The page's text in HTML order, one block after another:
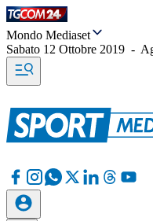
Mondo Mediaset
Sabato 12 Ottobre 2019 -